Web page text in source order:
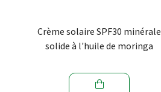
Crème solaire SPF30 minérale
solide à l'huile de moringa